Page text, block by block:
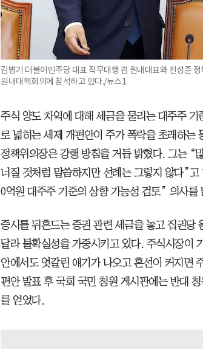
김병기 더불어민주당 대표 직무대행 겸 원내대표와 진성준
원내대책회의에 참석하고 있다./뉴스1
주식 양도 차익에 대해 세금을 물리는 대주주 기
로 넓히는 세제 개편안이 주가 폭락을 초래하는
정책위의장은 강행 방침을 거듭 밝혔다. 그는 “
너질 것처럼 말씀하지만 선례는 그렇지 않다”
0억원 대주주 기준의 상향 가능성 검토” 의사를
증시를 뒤흔드는 증권 관련 세금을 놓고 집권당
달라 불확실성을 가중시키고 있다. 주식시장이
안에서도 엇갈린 얘기가 나오고 혼선이 커지면
편안 발표 후 국회 국민 청원 게시판에는 반대
를 얻었다.